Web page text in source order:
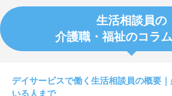
生活相談員の
介護職・福祉のコラ
デイサービスで働く生活相談員の概要
いる人まで